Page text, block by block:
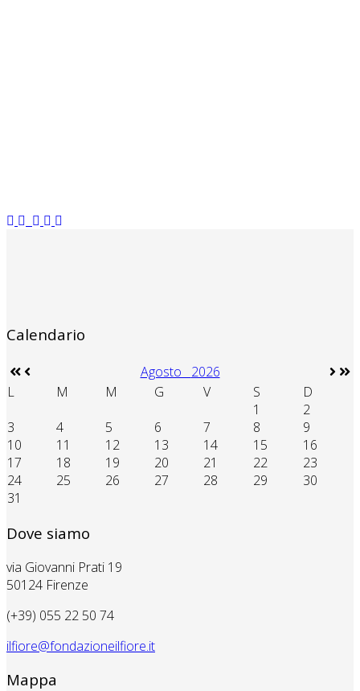
Calendario
Agosto 2026
L
M M G V S
D
1
2
3
4 5 6 7 8
9
10
11 12 13 14 15
16
17
18 19 20 21 22
23
24
25 26 27 28 29
30
31
Dove siamo
via Giovanni Prati 19
50124 Firenze
(+39) 055 22 50 74
ilfiore@fondazioneilfiore.it
Mappa